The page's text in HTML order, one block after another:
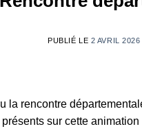
PUBLIÉ LE 2 AVRIL 2026
la rencontre
sur cette